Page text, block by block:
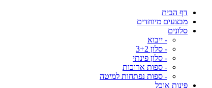
דף הבית
מבצעים מיוחדים
סלונים
- ייבוא
- סלון 3+2
- סלון פינתי
- ספות ארוכות
- ספות נפתחות למיטה
פינות אוכל